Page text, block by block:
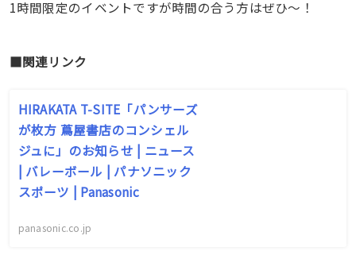
1時間限定のイベントですが時間の合う方はぜひ〜！
■関連リンク
HIRAKATA T-SITE「パンサーズ
が枚方 蔦屋書店のコンシェル
ジュに」のお知らせ | ニュース
| バレーボール | パナソニック
スポーツ | Panasonic
panasonic.co.jp